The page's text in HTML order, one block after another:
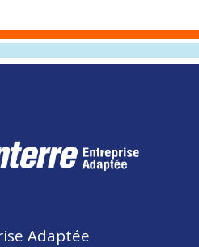
Adaptée